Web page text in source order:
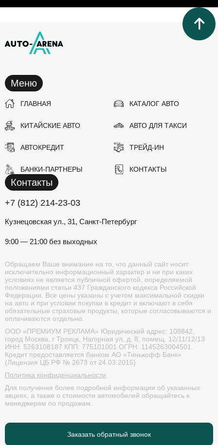
Заказать обратный звонок
Меню
ГЛАВНАЯ КАТАЛОГ АВТО
КИТАЙСКИЕ АВТО АВТО ДЛЯ ТАКСИ
АВТОКРЕДИТ ТРЕЙД-ИН
БАНКИ-ПАРТНЕРЫ КОНТАКТЫ
Контакты
+7 (812) 214-23-03
Кузнецовская ул., 31, Санкт-Петербург
9:00 — 21:00 без выходных
Обращаем Ваше внимание на то, что данный сайт носит
исключительно информационный характер и ни при каких
условиях не является публичной офертой, определяемой
положениями статьи 437 Гражданского кодекса Российской
Федерации. Все цены указаны с учетом максимальной скидки
на авто и при условии покупки в кредит и включают в себя
обязательные страховые продукты, которые согласовываются и
оплачиваются отдельно.
ООО «ПРЕМИУМ РЕКЛАМА» Юридический адрес: 108842,
город Москва, г Троицк, Нагорная ул, д. 8, помещ. 12/11/12/13
ИНН: 5263108187 КПП: 775101001 ОГРН: 1145263004501.
Кредит предоставляется банком АО «Тинькофф Банк»
(Лицензия ЦБ РФ № 2673 от 24.03.2015)
Политика конфиденциальности
Для получения более подробной информации об указанных
акциях, а также о стоимости автомобилей обращайтесь к
менеджерам по продажам.